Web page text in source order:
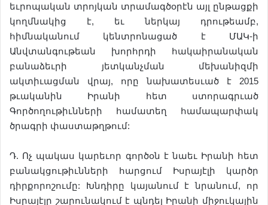
եւրոպական տրոյկան տրամագծօրէն այլ ընթացքի
կողմնակից է, եւ ներկայ դրութեամբ,
հիմնականում կենտրոնացած է ՄԱԿ-ի
Անվտանգութեան խորհրդի հակաիրանական
բանաձեւրի յետկանչման մեխանիզմի
ակտիւացման վրայ, որը նախատեսւած է 2015
թւականին Իրանի հետ ստորագրւած
Գործողութիւնների համատեղ համապարփակ
ծրագրի փաստաթղթում:
Դ. Ոչ պակաս կարեւոր գործօն է նաեւ Իրանի հետ
բանակցութիւնների հարցում Իսրայէլի կարծր
դիրքորոշումը: Խնդիրը կայանում է նրանում, որ
Իսրայէլը շարունակում է պնդել Իրանի միջուկային